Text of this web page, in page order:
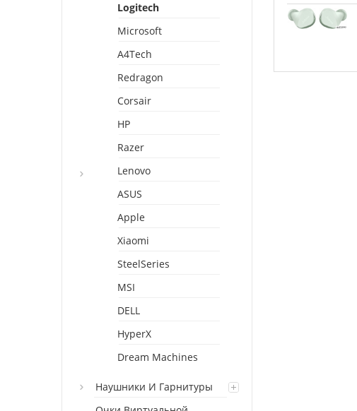
Logitech
Microsoft
A4Tech
Redragon
Corsair
HP
Razer
Lenovo
ASUS
Apple
Xiaomi
SteelSeries
MSI
DELL
HyperX
Dream Machines
Наушники И Гарнитуры